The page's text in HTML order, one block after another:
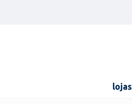
lojas